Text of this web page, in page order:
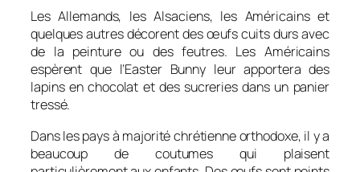
Les Allemands, les Alsaciens, les Américains et
quelques autres décorent des œufs cuits durs avec
de la peinture ou des feutres. Les Américains
espèrent que l’Easter Bunny leur apportera des
lapins en chocolat et des sucreries dans un panier
tressé.
Dans les pays à majorité chrétienne orthodoxe, il y a
beaucoup de coutumes qui plaisent